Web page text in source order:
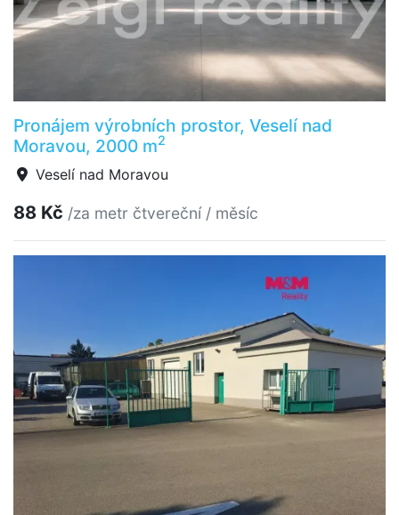
Pronájem výrobních prostor, Veselí nad
Moravou, 2000 m2
Veselí nad Moravou
88 Kč /za metr čtvereční / měsíc